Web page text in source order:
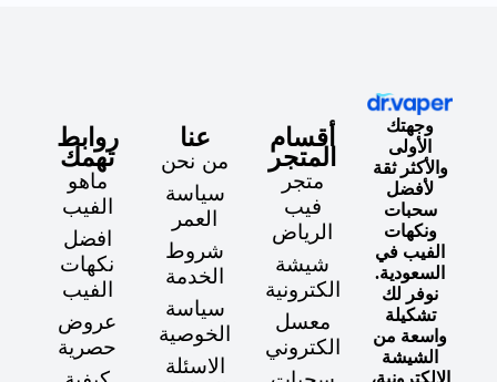
وجهتك
الأولى
والأكثر ثقة
لأفضل
سحبات
ونكهات
الفيب في
السعودية.
نوفر لك
تشكيلة
واسعة من
الشيشة
أقسام
المتجر
متجر
فيب
الرياض
شيشة
الكترونية
معسل
الكتروني
عنا
من نحن
سياسة
العمر
شروط
الخدمة
سياسة
الخوصية
الاسئلة
روابط
تهمك
ماهو
الفيب
افضل
نكهات
الفيب
عروض
حصرية